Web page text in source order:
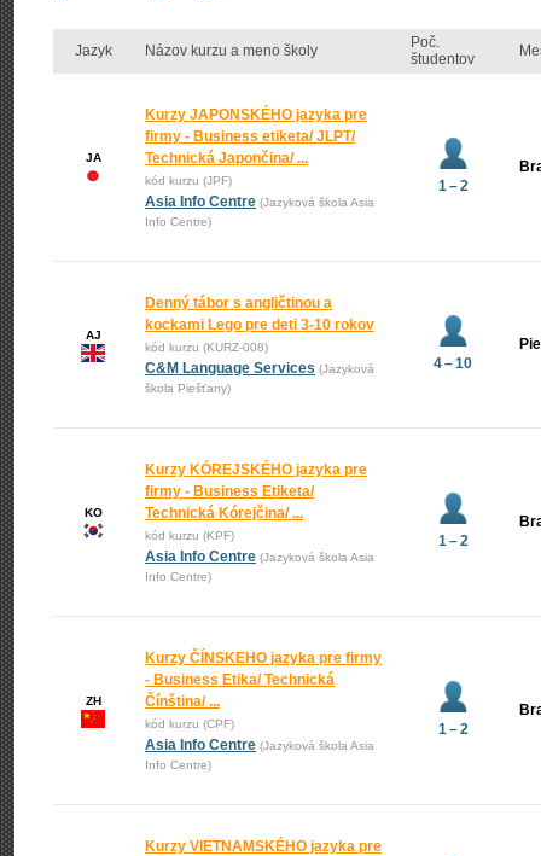
Jazyk Názov kurzu a meno školy
Poč.
študentov
JA
Kurzy JAPONSKÉHO jazyka pre
firmy - Business etiketa/ JLPT/
Technická Japončina/ ...
kód kurzu (JPF)
Asia Info Centre (Jazyková škola Asia
Info Centre)
1 – 2
AJ
Denný tábor s angličtinou a
kockami Lego pre deti 3-10 rokov
kód kurzu (KURZ-008)
C&M Language Services (Jazyková
škola Piešťany)
4 – 10
KO
Kurzy KÓREJSKÉHO jazyka pre
firmy - Business Etiketa/
Technická Kórejčina/ ...
kód kurzu (KPF)
Asia Info Centre (Jazyková škola Asia
Info Centre)
1 – 2
ZH
Kurzy ČÍNSKEHO jazyka pre firmy
- Business Etika/ Technická
Čínština/ ...
kód kurzu (CPF)
Asia Info Centre (Jazyková škola Asia
Info Centre)
1 – 2
Kurzy VIETNAMSKÉHO jazyka pre